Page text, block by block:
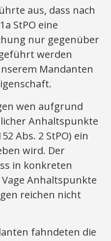
aus, dass nach
StPO eine
nur gegenüber
werden
Mandanten
wen aufgrund
Anhaltspunkte
Abs. 2 StPO) ein
wird. Der
in konkreten
Anhaltspunkte
reichen nicht
fahndeten die